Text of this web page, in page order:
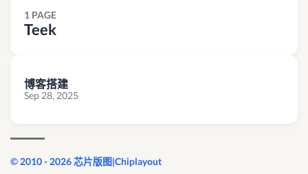
1 PAGE
Teek
博客搭建
Sep 28, 2025
© 2010 - 2026 芯片版图|Chiplayout